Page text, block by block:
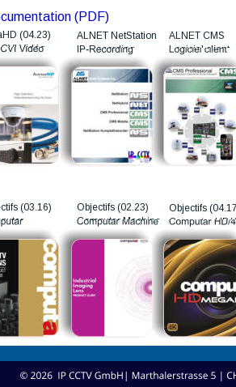
(PDF)
(04.23)
Vidéo
ALNET NetStation
IP-Recording
ALNET CMS
Logiciel client
Objectifs
Computar HD/
Objectifs (02.23)
Computar Machine
(03.16)